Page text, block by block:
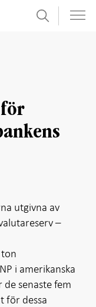
Sök
utgivna av
–
i amerikanska
senaste fem
för dessa